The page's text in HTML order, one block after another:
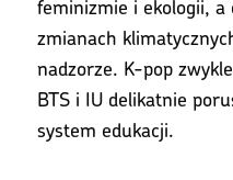
feminizmie i ekologii, a
zmianach
nadzorze. K-pop
BTS i IU delikatnie
system edukacji.